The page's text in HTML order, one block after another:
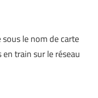
sous le nom de carte
train sur le réseau